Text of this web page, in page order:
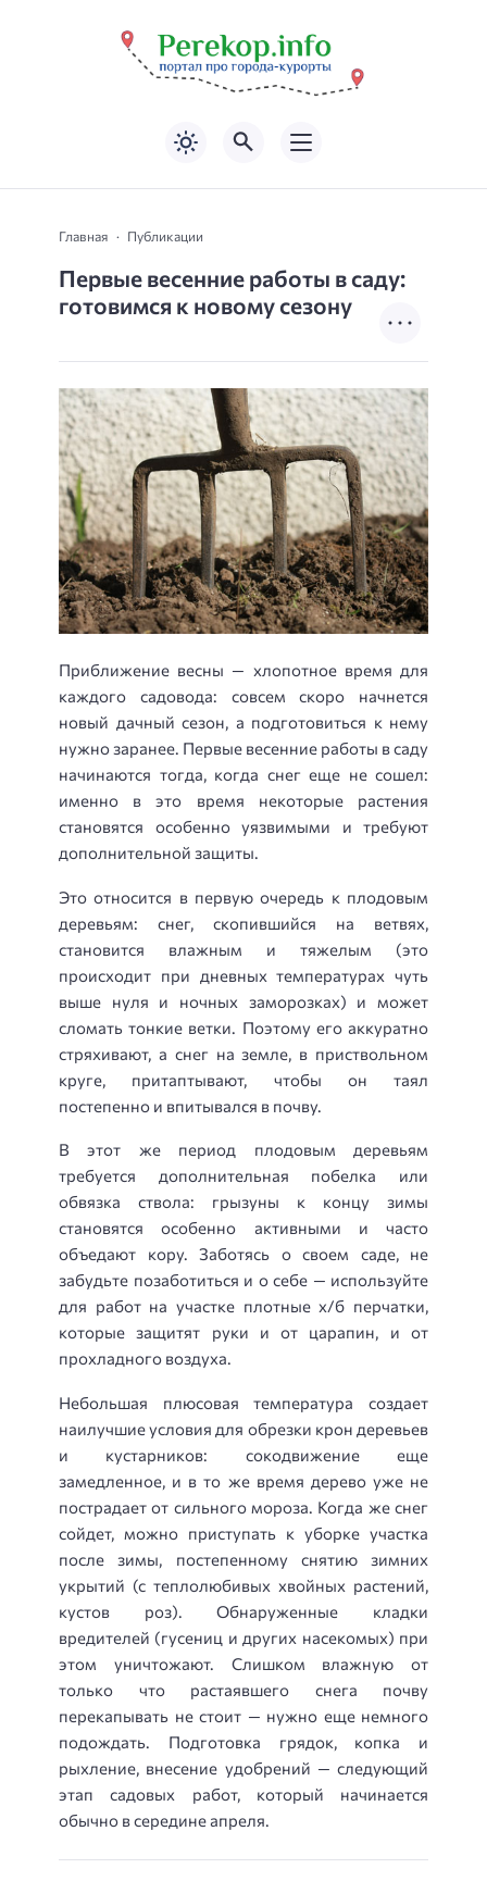
Главная Публикации
Первые весенние работы в саду:
готовимся к новому сезону
Приближение весны — хлопотное время для
каждого садовода: совсем скоро начнется
новый дачный сезон, а подготовиться к нему
нужно заранее. Первые весенние работы в саду
начинаются тогда, когда снег еще не сошел:
именно в это время некоторые растения
становятся особенно уязвимыми и требуют
дополнительной защиты.
Это относится в первую очередь к плодовым
деревьям: снег, скопившийся на ветвях,
становится влажным и тяжелым (это
происходит при дневных температурах чуть
выше нуля и ночных заморозках) и может
сломать тонкие ветки. Поэтому его аккуратно
стряхивают, а снег на земле, в приствольном
круге, притаптывают, чтобы он таял
постепенно и впитывался в почву.
В этот же период плодовым деревьям
требуется дополнительная побелка или
обвязка ствола: грызуны к концу зимы
становятся особенно активными и часто
объедают кору. Заботясь о своем саде, не
забудьте позаботиться и о себе — используйте
для работ на участке плотные х/б перчатки,
которые защитят руки и от царапин, и от
прохладного воздуха.
Небольшая плюсовая температура создает
наилучшие условия для обрезки крон деревьев
и кустарников: сокодвижение еще
замедленное, и в то же время дерево уже не
пострадает от сильного мороза. Когда же снег
сойдет, можно приступать к уборке участка
после зимы, постепенному снятию зимних
укрытий (с теплолюбивых хвойных растений,
кустов роз). Обнаруженные кладки
вредителей (гусениц и других насекомых) при
этом уничтожают. Слишком влажную от
только что растаявшего снега почву
перекапывать не стоит — нужно еще немного
подождать. Подготовка грядок, копка и
рыхление, внесение удобрений — следующий
этап садовых работ, который начинается
обычно в середине апреля.